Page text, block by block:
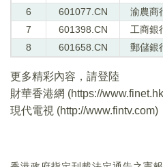
6
601077.CN 渝農商
7
601398.CN 工商銀
8
601658.CN 郵儲銀
更多精彩內容，請登陸
財華香港網 (https://
現代電視 (http://www.fintv.com)